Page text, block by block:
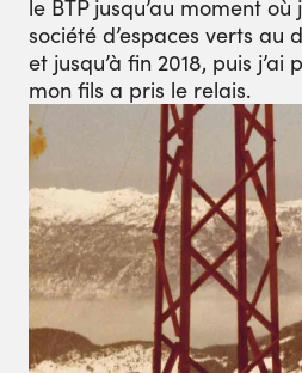
le BTP jusqu’au moment
société d’espaces verts au
et jusqu’à fin 2018, puis
mon fils a pris le relais.